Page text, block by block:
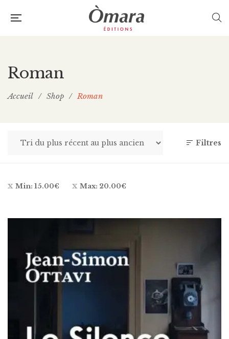
Roman
Accueil / Shop / Roman
Filtres
Min: 15.00€ Max: 20.00€